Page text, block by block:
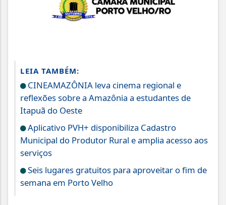
LEIA TAMBÉM:
CINEAMAZÔNIA leva cinema regional e
reflexões sobre a Amazônia a estudantes de
Itapuã do Oeste
Aplicativo PVH+ disponibiliza Cadastro
Municipal do Produtor Rural e amplia acesso aos
serviços
Seis lugares gratuitos para aproveitar o fim de
semana em Porto Velho